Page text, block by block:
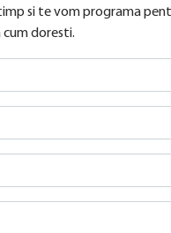
si te vom programa
cum doresti.